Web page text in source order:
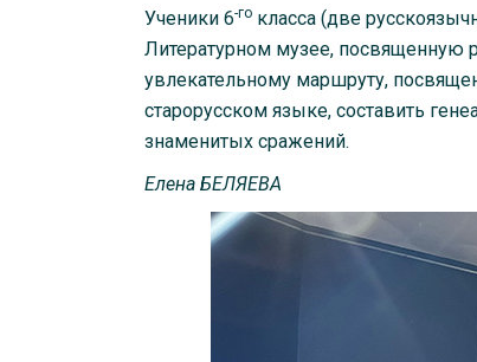
Ученики 6-го класса (две
Литературном музее, посвященную
увлекательному маршруту,
старорусском языке, составить
знаменитых сражений.
Елена БЕЛЯЕВА